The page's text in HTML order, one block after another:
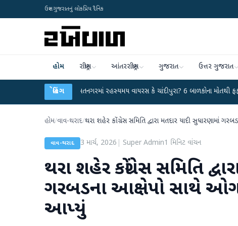
ઉત્તર ગુજરાતનું લોકપ્રિય દૈનિક
હોમ રાષ્ટ્રીય આંતરરાષ્ટ્રીય ગુજરાત ઉત્તર ગુજરાત
બ્રેકિંગ
હિંમતનગરમાં રહસ્યમય વાયરસ કે ચાંદીપુરા? 6 બાળકોના મોતથી ફફડાટ ●
હોમ/વાવ-થરાદ/થરા શહેર કોંગ્રેસ સમિતિ દ્વારા મતદાર યાદી સુધારણામાં
વાવ-થરાદ 3 માર્ચ, 2026 Super Admin1 મિનિટ વાંચન
થરા શહેર કોંગ્રેસ સમિતિ
ગરબડના આક્ષેપો સાથે
આપ્યું